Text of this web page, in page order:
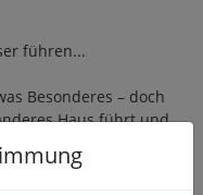
führen...
Besonderes – doch
Haus führt und
ein spannender